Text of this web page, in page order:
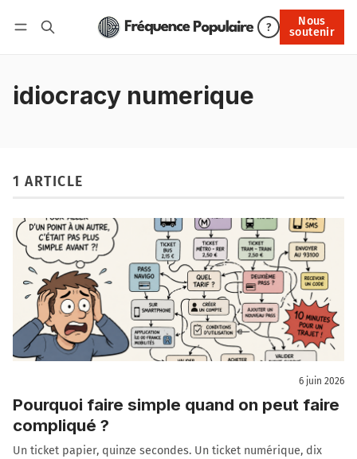
?
Nous
soutenir
Nous soutenir
idiocracy numerique
1 ARTICLE
6 juin 2026
Pourquoi faire simple quand on peut faire
compliqué ?
Un ticket papier, quinze secondes. Un ticket numérique, dix